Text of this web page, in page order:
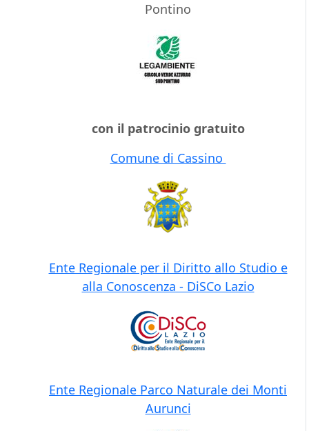
Pontino
con il patrocinio gratuito
Comune di Cassino
Ente Regionale per il Diritto allo Studio e
alla Conoscenza - DiSCo Lazio
Ente Regionale Parco Naturale dei Monti
Aurunci